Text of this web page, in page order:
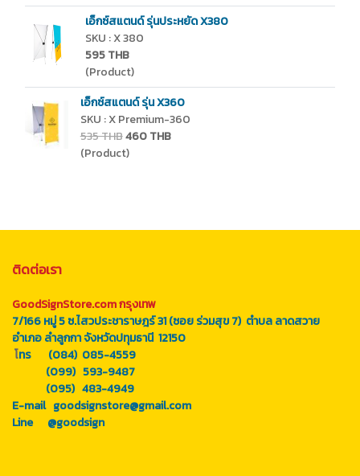
เอ็กซ์สแตนด์ รุ่นประหยัด X380
SKU : X 380
595 THB
(Product)
เอ็กซ์สแตนด์ รุ่น X360
SKU : X Premium-360
535 THB460 THB
(Product)
ติดต่อเรา
GoodSignStore.com กรุงเทพ
7/166 หมู่ 5 ซ.ไสวประชาราษฎร์ 31 (ซอย ร่วมสุข 7) ตำบล ลาดสวาย
อำเภอ ลำลูกกา จังหวัดปทุมธานี 12150
โทร (084) 085-4559
(099) 593-9487
(095) 483-4949
E-mail goodsignstore@gmail.com
Line @goodsign